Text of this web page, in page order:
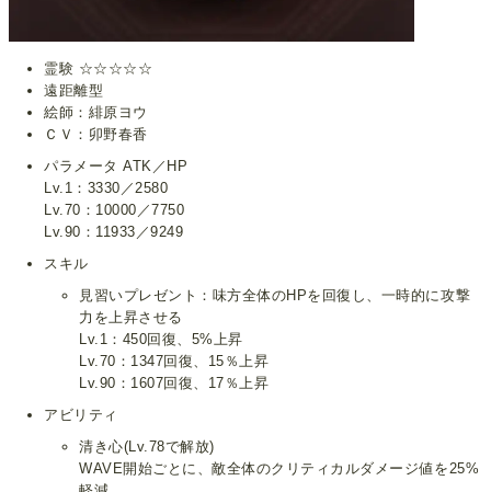
霊験 ☆☆☆☆☆
遠距離型
絵師：緋原ヨウ
ＣＶ：卯野春香
パラメータ ATK／HP
Lv.1：3330／2580
Lv.70：10000／7750
Lv.90：11933／9249
スキル
見習いプレゼント：味方全体のHPを回復し、一時的に攻撃
力を上昇させる
Lv.1：450回復、5%上昇
Lv.70：1347回復、15％上昇
Lv.90：1607回復、17％上昇
アビリティ
清き心(Lv.78で解放)
WAVE開始ごとに、敵全体のクリティカルダメージ値を25%